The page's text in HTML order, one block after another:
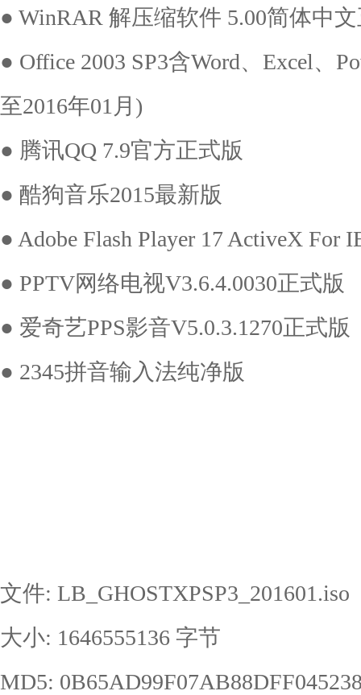
● WinRAR 解压缩软件 5.00简体中
● Office 2003 SP3含Word、Excel、
至2016年01月)
● 腾讯QQ 7.9官方正式版
● 酷狗音乐2015最新版
● Adobe Flash Player 17 ActiveX For
● PPTV网络电视V3.6.4.0030正式版
● 爱奇艺PPS影音V5.0.3.1270正式版
● 2345拼音输入法纯净版
文件: LB_GHOSTXPSP3_201601.iso
大小: 1646555136 字节
MD5: